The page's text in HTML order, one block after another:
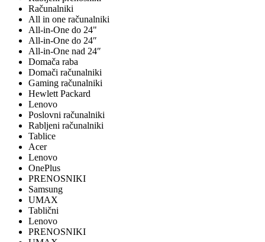
Računalniki
All in one računalniki
All-in-One do 24"
All-in-One do 24″
All-in-One nad 24″
Domača raba
Domači računalniki
Gaming računalniki
Hewlett Packard
Lenovo
Poslovni računalniki
Rabljeni računalniki
Tablice
Acer
Lenovo
OnePlus
PRENOSNIKI
Samsung
UMAX
Tablični
Lenovo
PRENOSNIKI